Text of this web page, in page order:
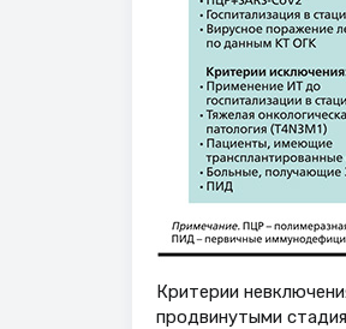
Критерии
продвинутыми